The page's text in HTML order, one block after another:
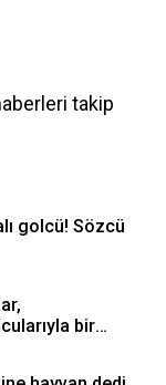
takip
golcü! Sözcü
bir